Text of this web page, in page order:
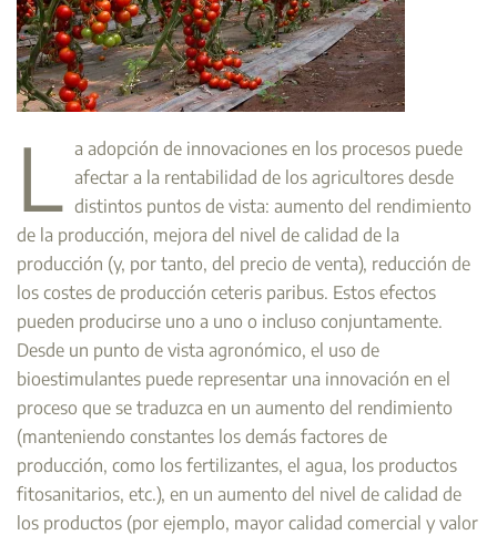
L a adopción de innovaciones en los procesos puede
afectar a la rentabilidad de los agricultores desde
distintos puntos de vista: aumento del rendimiento
de la producción, mejora del nivel de calidad de la
producción (y, por tanto, del precio de venta), reducción de
los costes de producción ceteris paribus. Estos efectos
pueden producirse uno a uno o incluso conjuntamente.
Desde un punto de vista agronómico, el uso de
bioestimulantes puede representar una innovación en el
proceso que se traduzca en un aumento del rendimiento
(manteniendo constantes los demás factores de
producción, como los fertilizantes, el agua, los productos
fitosanitarios, etc.), en un aumento del nivel de calidad de
los productos (por ejemplo, mayor calidad comercial y valor